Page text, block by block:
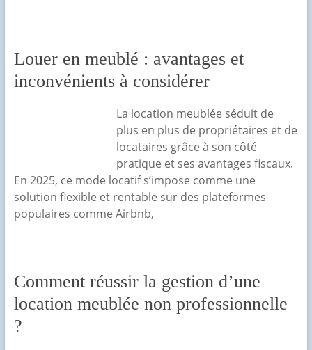
Louer en meublé : avantages et
inconvénients à considérer
La location meublée séduit de
plus en plus de propriétaires et de
locataires grâce à son côté
pratique et ses avantages fiscaux.
En 2025, ce mode locatif s’impose comme une
solution flexible et rentable sur des plateformes
populaires comme Airbnb,
Comment réussir la gestion d’une
location meublée non professionnelle
?